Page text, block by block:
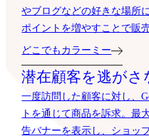
やブログなどの好きな場所
ポイントを増やすことで販
どこでもカラーミー
潜在顧客を逃がさ
一度訪問した顧客に対し、
トを通じて商品を訴求。最
告バナーを表示し、ショッ